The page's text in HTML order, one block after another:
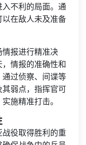
不利的局面。通
在敌人未及准备
情报进行精准决
情报的准确性和
过侦察、间谍等
弱点，指挥官可
施精准打击。
役取得胜利的重